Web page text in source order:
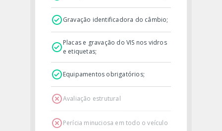
Gravação identificadora do câmbio;
Placas e gravação do VIS nos vidros
e etiquetas;
Equipamentos obrigatórios;
Avaliação estrutural
Perícia minuciosa em todo o veículo